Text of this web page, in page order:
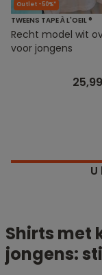
Outlet -50%*
TWEENS TAPE À L'OEIL ®
Recht model wit
voor jongens
Shirts met
jongens: